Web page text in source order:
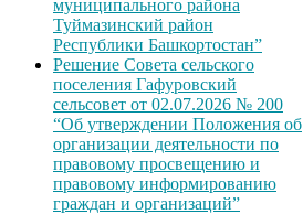
муниципального района
Туймазинский район
Республики Башкортостан”
Решение Совета сельского
поселения Гафуровский
сельсовет от 02.07.2026 № 200
“Об утверждении Положения об
организации деятельности по
правовому просвещению и
правовому информированию
граждан и организаций”